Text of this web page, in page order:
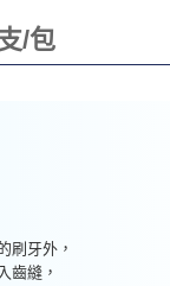
/包
刷牙外，
齒縫，